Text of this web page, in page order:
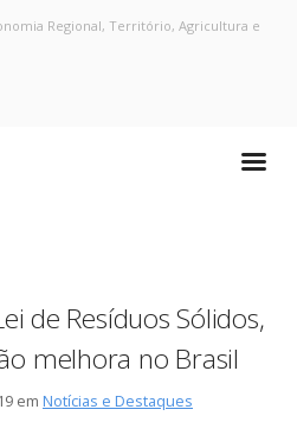
do RJ
Regional, Território, Agricultura e
de Resíduos Sólidos,
melhora no Brasil
em Notícias e Destaques